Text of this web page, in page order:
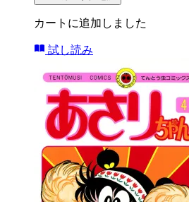
カートに追加しました
試し読み